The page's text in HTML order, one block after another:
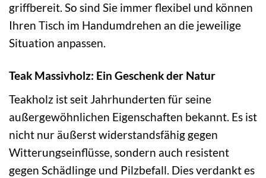
griffbereit. So sind Sie immer flexibel und können
Ihren Tisch im Handumdrehen an die jeweilige
Situation anpassen.
Teak Massivholz: Ein Geschenk der Natur
Teakholz ist seit Jahrhunderten für seine
außergewöhnlichen Eigenschaften bekannt. Es ist
nicht nur äußerst widerstandsfähig gegen
Witterungseinflüsse, sondern auch resistent
gegen Schädlinge und Pilzbefall. Dies verdankt es